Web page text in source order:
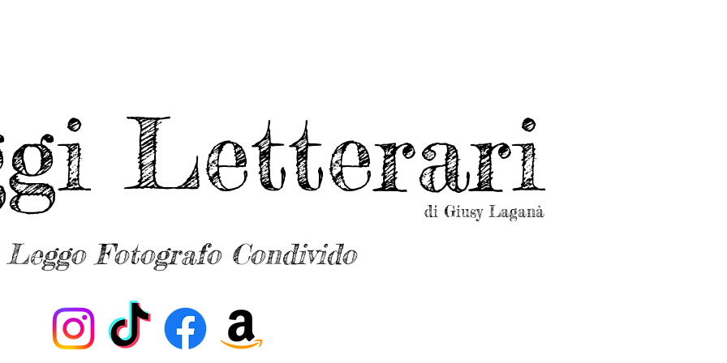
Letterari
di Giusy Laganà
Leggo Fotografo Condivido